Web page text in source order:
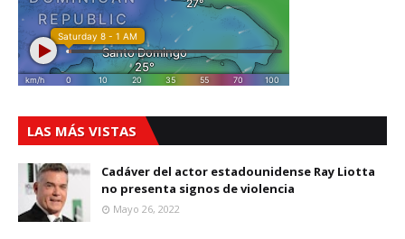
LAS MÁS VISTAS
Cadáver del actor estadounidense Ray Liotta
no presenta signos de violencia
Mayo 26, 2022